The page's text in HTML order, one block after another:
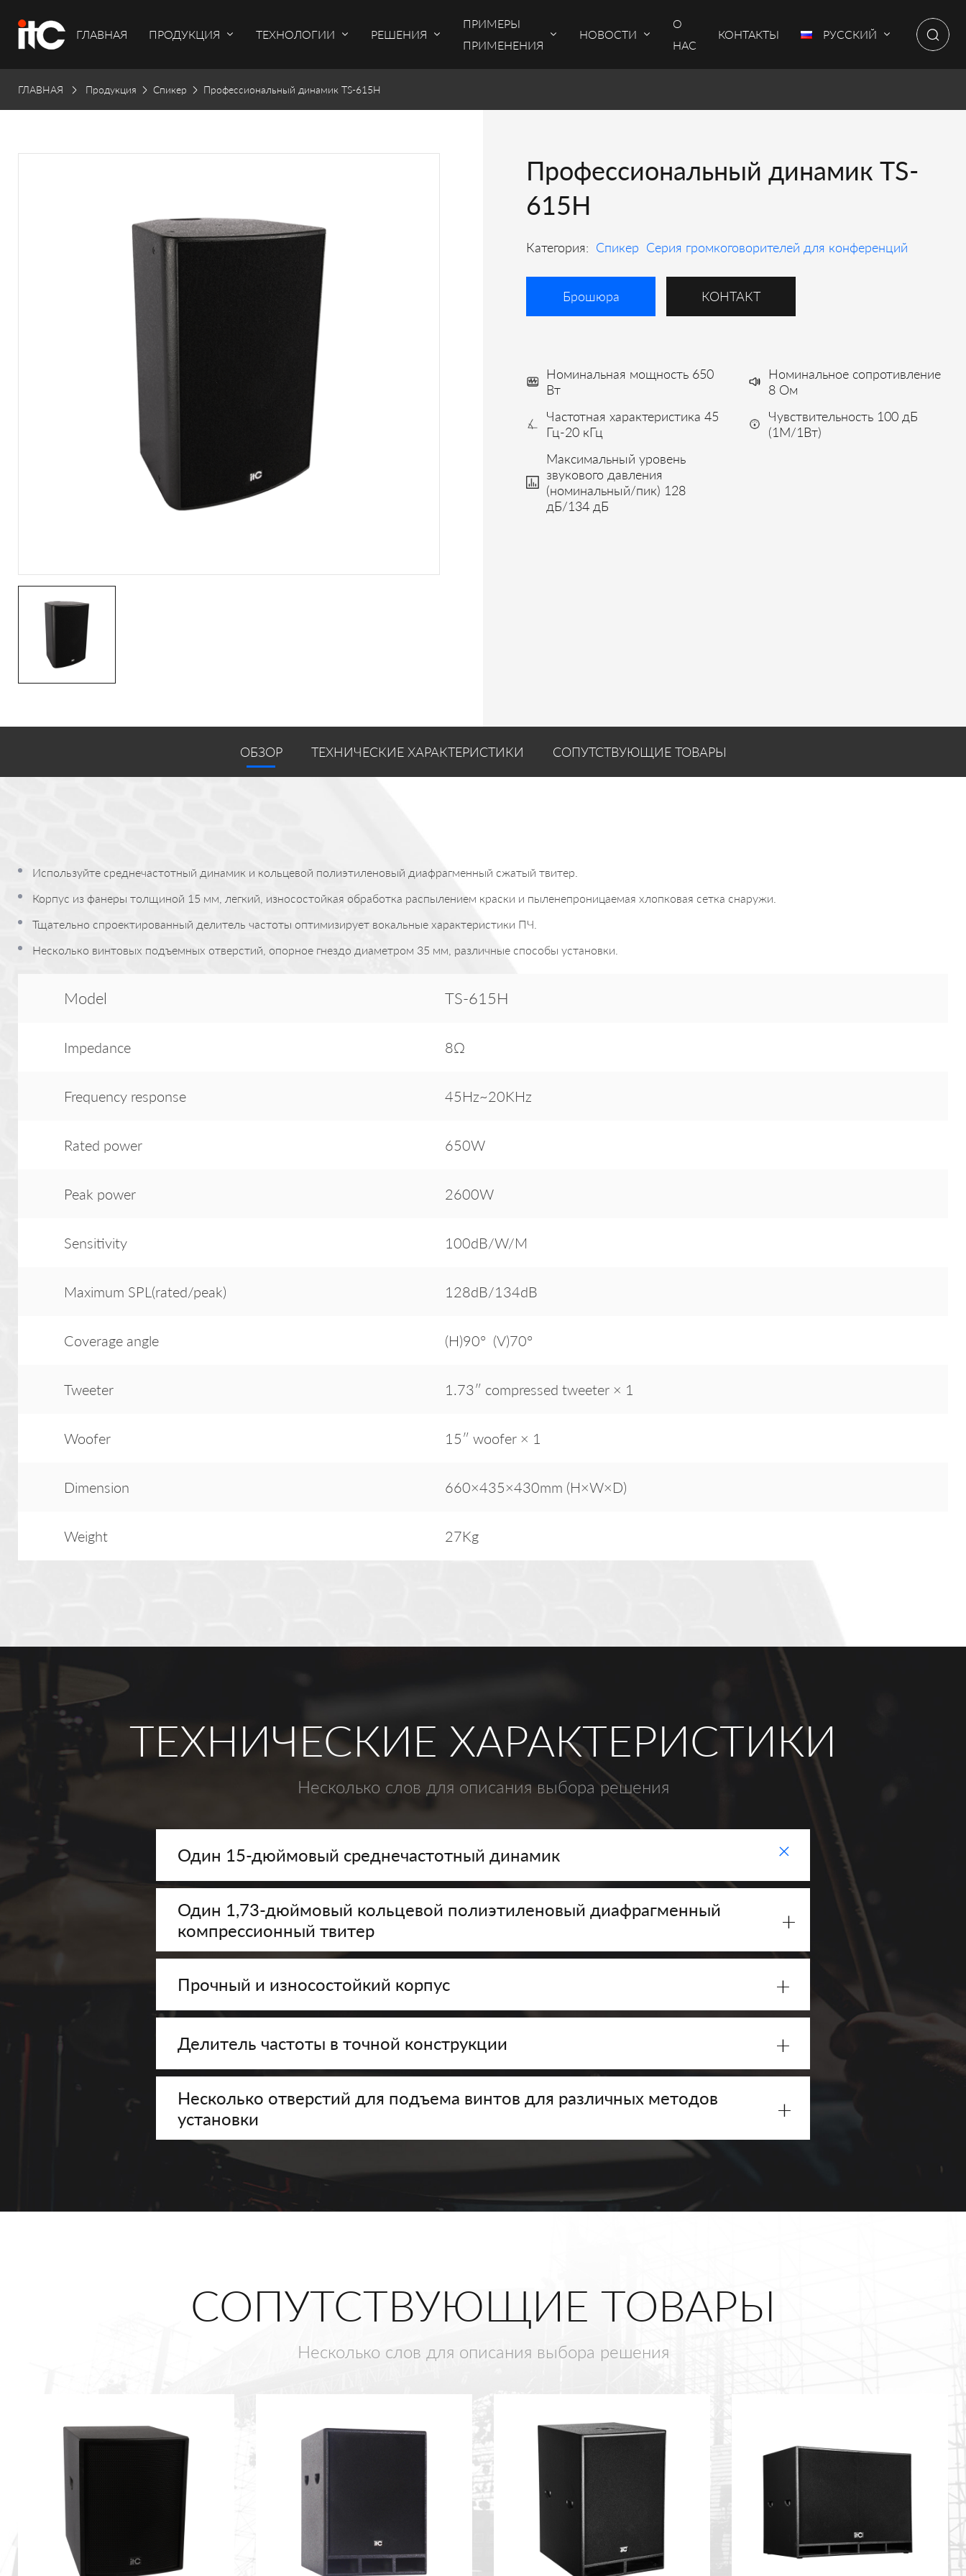
ГЛАВНАЯ ПРОДУКЦИЯ ТЕХНОЛОГИИ РЕШЕНИЯ
ПРИМЕРЫ
ПРИМЕНЕНИЯ
НОВОСТИ
О
НАС
КОНТАКТЫ РУССКИЙ
ГЛАВНАЯ Продукция Спикер Профессиональный динамик TS-615H
Профессиональный динамик TS-
615H
Категория: Спикер Серия громкоговорителей для конференций
Брошюра КОНТАКТ
Номинальная мощность 650
Вт
Номинальное сопротивление
8 Ом
Частотная характеристика 45
Гц-20 кГц
Чувствительность 100 дБ
(1М/1Вт)
Максимальный уровень
звукового давления
(номинальный/пик) 128
дБ/134 дБ
ОБЗОР ТЕХНИЧЕСКИЕ ХАРАКТЕРИСТИКИ СОПУТСТВУЮЩИЕ ТОВАРЫ
Используйте среднечастотный динамик и кольцевой полиэтиленовый диафрагменный сжатый твитер.
Корпус из фанеры толщиной 15 мм, легкий, износостойкая обработка распылением краски и пыленепроницаемая хлопковая сетка снаружи.
Тщательно спроектированный делитель частоты оптимизирует вокальные характеристики ПЧ.
Несколько винтовых подъемных отверстий, опорное гнездо диаметром 35 мм, различные способы установки.
Model TS-615H
Impedance 8Ω
Frequency response 45Hz~20KHz
Rated power 650W
Peak power 2600W
Sensitivity 100dB/W/M
Maximum SPL(rated/peak) 128dB/134dB
Coverage angle (H)90° (V)70°
Tweeter 1.73″ compressed tweeter × 1
Woofer 15″ woofer × 1
Dimension 660×435×430mm (H×W×D)
Weight 27Kg
ТЕХНИЧЕСКИЕ ХАРАКТЕРИСТИКИ
Несколько слов для описания выбора решения
Один 15-дюймовый среднечастотный динамик +
Один 1,73-дюймовый кольцевой полиэтиленовый диафрагменный
компрессионный твитер
+
Прочный и износостойкий корпус +
Делитель частоты в точной конструкции +
Несколько отверстий для подъема винтов для различных методов
установки
+
СОПУТСТВУЮЩИЕ ТОВАРЫ
Несколько слов для описания выбора решения